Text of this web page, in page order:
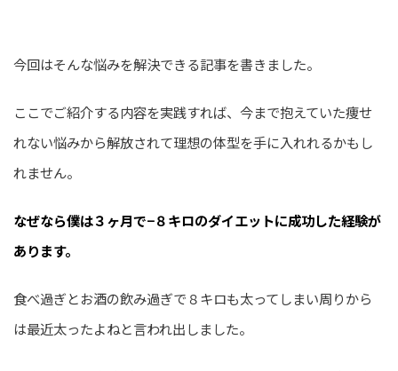
今回はそんな悩みを解決できる記事を書きました。
ここでご紹介する内容を実践すれば、今まで抱えていた痩せ
れない悩みから解放されて理想の体型を手に入れれるかもし
れません。
なぜなら僕は３ヶ月で−８キロのダイエットに成功した経験が
あります。
食べ過ぎとお酒の飲み過ぎで８キロも太ってしまい周りから
は最近太ったよねと言われ出しました。